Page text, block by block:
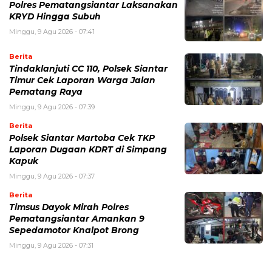
Polres Pematangsiantar Laksanakan
KRYD Hingga Subuh
Minggu, 9 Agu 2026 - 07:41
Berita
Tindaklanjuti CC 110, Polsek Siantar
Timur Cek Laporan Warga Jalan
Pematang Raya
Minggu, 9 Agu 2026 - 07:39
Berita
Polsek Siantar Martoba Cek TKP
Laporan Dugaan KDRT di Simpang
Kapuk
Minggu, 9 Agu 2026 - 07:37
Berita
Timsus Dayok Mirah Polres
Pematangsiantar Amankan 9
Sepedamotor Knalpot Brong
Minggu, 9 Agu 2026 - 07:31